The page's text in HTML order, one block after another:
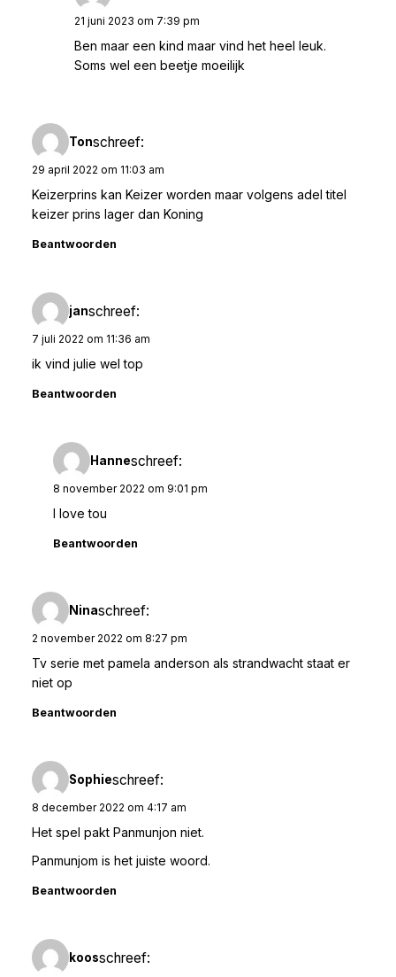
21 juni 2023 om 7:39 pm
Ben maar een kind maar vind het heel leuk.
Soms wel een beetje moeilijk
Tonschreef:
29 april 2022 om 11:03 am
Keizerprins kan Keizer worden maar volgens adel titel
keizer prins lager dan Koning
Beantwoorden
janschreef:
7 juli 2022 om 11:36 am
ik vind julie wel top
Beantwoorden
Hanneschreef:
8 november 2022 om 9:01 pm
I love tou
Beantwoorden
Ninaschreef:
2 november 2022 om 8:27 pm
Tv serie met pamela anderson als strandwacht staat er
niet op
Beantwoorden
Sophieschreef:
8 december 2022 om 4:17 am
Het spel pakt Panmunjon niet.
Panmunjom is het juiste woord.
Beantwoorden
koosschreef: